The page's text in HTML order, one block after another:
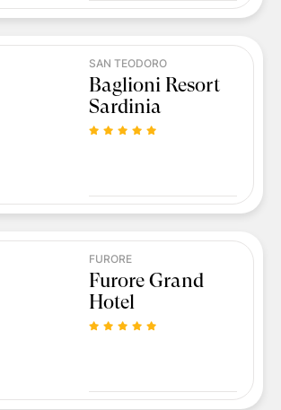
SAN TEODORO
Baglioni Resort
Sardinia
FURORE
Furore Grand
Hotel